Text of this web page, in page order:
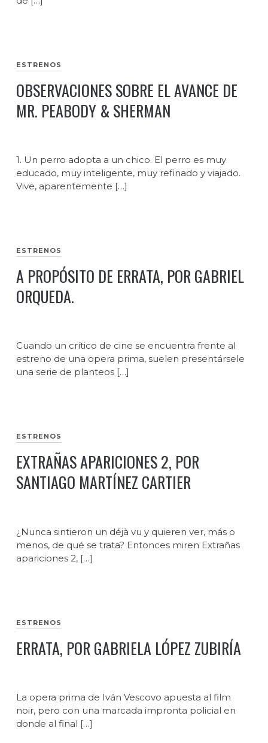
ESTRENOS
OBSERVACIONES SOBRE EL AVANCE DE
MR. PEABODY & SHERMAN
1. Un perro adopta a un chico. El perro es muy
educado, muy inteligente, muy refinado y viajado.
Vive, aparentemente […]
ESTRENOS
A PROPÓSITO DE ERRATA, POR GABRIEL
ORQUEDA.
Cuando un crítico de cine se encuentra frente al
estreno de una opera prima, suelen presentársele
una serie de planteos […]
ESTRENOS
EXTRAÑAS APARICIONES 2, POR
SANTIAGO MARTÍNEZ CARTIER
¿Nunca sintieron un déjà vu y quieren ver, más o
menos, de qué se trata? Entonces miren Extrañas
apariciones 2, […]
ESTRENOS
ERRATA, POR GABRIELA LÓPEZ ZUBIRÍA
La opera prima de Iván Vescovo apuesta al film
noir, pero con una marcada impronta policial en
donde al final […]